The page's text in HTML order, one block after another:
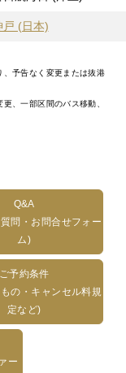
戸 (日本)
予告なく変更または抜港
、一部区間のバス移動、
Q&A
問・お問合せフォー
ム)
ご予約条件
の・キャンセル料規
定など)
ー